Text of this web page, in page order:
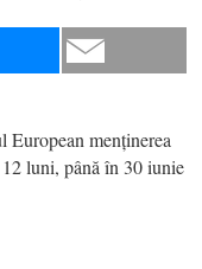
European menținerea
luni, până în 30 iunie